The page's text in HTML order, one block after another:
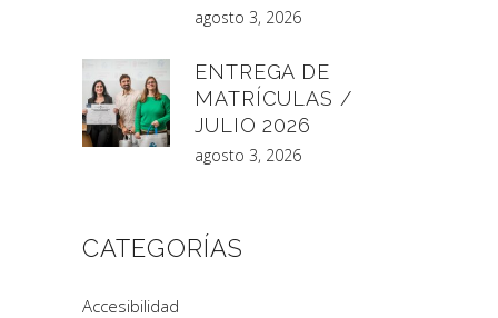
agosto 3, 2026
ENTREGA DE
MATRÍCULAS /
JULIO 2026
agosto 3, 2026
CATEGORÍAS
Accesibilidad